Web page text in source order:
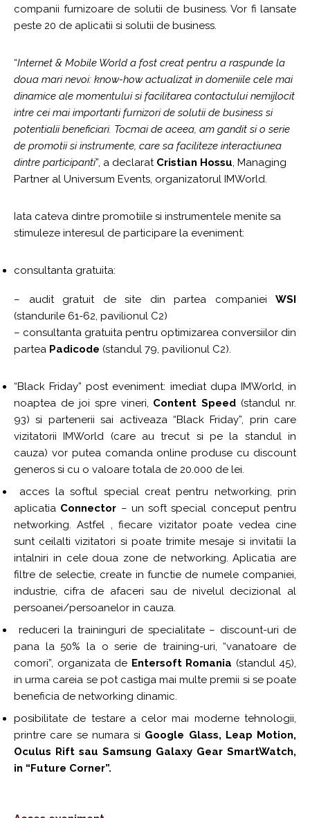
companii furnizoare de solutii de business. Vor fi lansate
peste 20 de aplicatii si solutii de business.
“Internet & Mobile World a fost creat pentru a raspunde la
doua mari nevoi: know-how actualizat in domeniile cele mai
dinamice ale momentului si facilitarea contactului nemijlocit
intre cei mai importanti furnizori de solutii de business si
potentialii beneficiari. Tocmai de aceea, am gandit si o serie
de promotii si instrumente, care sa faciliteze interactiunea
dintre participanti”, a declarat Cristian Hossu, Managing
Partner al Universum Events, organizatorul IMWorld.
Iata cateva dintre promotiile si instrumentele menite sa
stimuleze interesul de participare la eveniment:
consultanta gratuita:
– audit gratuit de site din partea companiei WSI
(standurile 61-62, pavilionul C2)
– consultanta gratuita pentru optimizarea conversiilor din
partea Padicode (standul 79, pavilionul C2).
“Black Friday” post eveniment: imediat dupa IMWorld, in
noaptea de joi spre vineri, Content Speed (standul nr.
93) si partenerii sai activeaza “Black Friday”, prin care
vizitatorii IMWorld (care au trecut si pe la standul in
cauza) vor putea comanda online produse cu discount
generos si cu o valoare totala de 20.000 de lei.
acces la softul special creat pentru networking, prin
aplicatia Connector – un soft special conceput pentru
networking. Astfel , fiecare vizitator poate vedea cine
sunt ceilalti vizitatori si poate trimite mesaje si invitatii la
intalniri in cele doua zone de networking. Aplicatia are
filtre de selectie, create in functie de numele companiei,
industrie, cifra de afaceri sau de nivelul decizional al
persoanei/persoanelor in cauza.
reduceri la traininguri de specialitate – discount-uri de
pana la 50% la o serie de training-uri, “vanatoare de
comori”, organizata de Entersoft Romania (standul 45),
in urma careia se pot castiga mai multe premii si se poate
beneficia de networking dinamic.
posibilitate de testare a celor mai moderne tehnologii,
printre care se numara si Google Glass, Leap Motion,
Oculus Rift sau Samsung Galaxy Gear SmartWatch,
in “Future Corner”.